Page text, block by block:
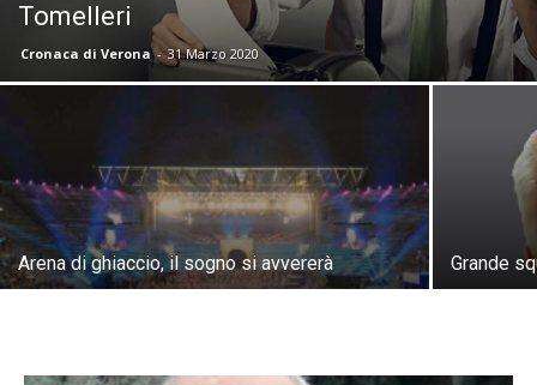
Tomelleri
Cronaca di Verona - 31 Marzo 2020
Arena di ghiaccio, il sogno si avvererà Grande